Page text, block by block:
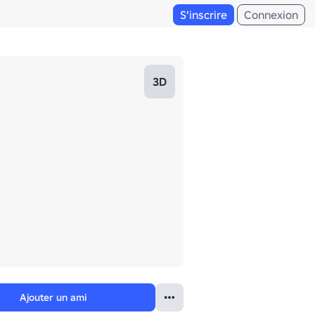
S'inscrire Connexion
3D
Ajouter un ami